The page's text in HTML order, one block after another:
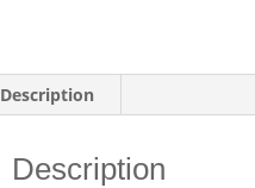
Description
Description